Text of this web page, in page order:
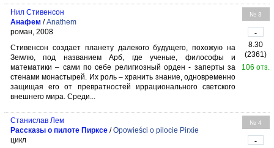
Нил Стивенсон
Анафем /Anathem
роман, 2008
Стивенсон создает планету далекого будущего, похожую на
Землю, под названием Арб, где ученые, философы и
математики – сами по себе религиозный орден - заперты за
стенами монастырей. Их роль – хранить знание, одновременно
защищая его от превратностей иррационального светского
внешнего мира. Среди...
№ 3
-
8.30
(2361)
106 отз.
Станислав Лем
Рассказы о пилоте Пирксе /Opowieści o pilocie Pirxie
цикл
№ 4
-